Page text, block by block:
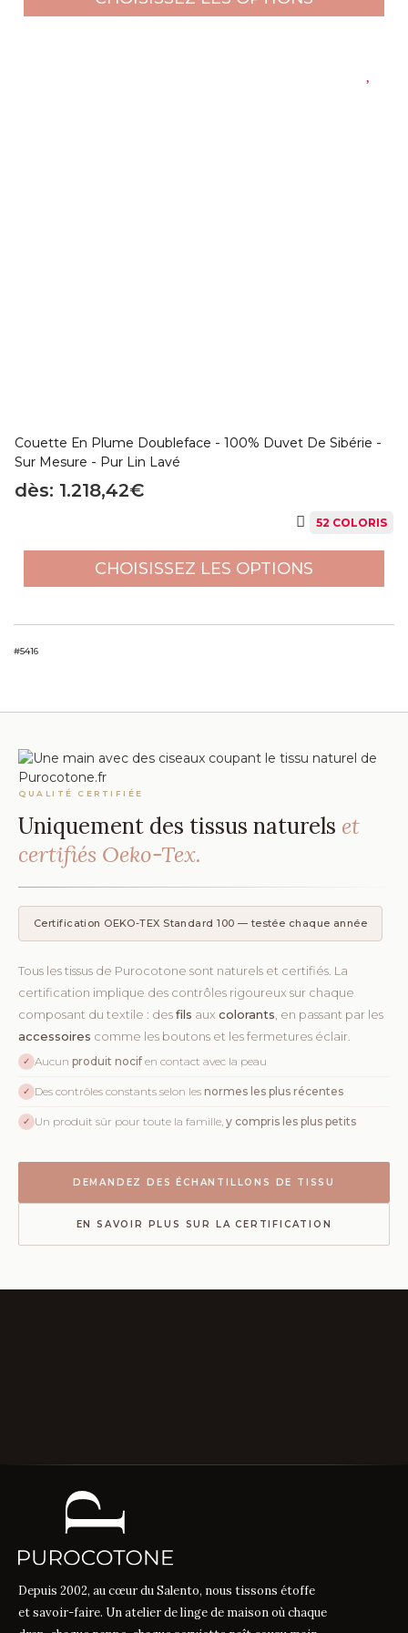
Couette En Plume Doubleface - 100% Duvet De Sibérie -
Sur Mesure - Pur Lin Lavé
dès: 1.218,42€
52 COLORIS
CHOISISSEZ LES OPTIONS
#5416
QUALITÉ CERTIFIÉE
Uniquement des tissus naturels et
certifiés Oeko-Tex.
Certification OEKO-TEX Standard 100 — testée chaque année
Tous les tissus de Purocotone sont naturels et certifiés. La
certification implique des contrôles rigoureux sur chaque
composant du textile : desfils aux colorants , en passant par les
accessoires comme les boutons et les fermetures éclair.
✓ Aucun produit nocif en contact avec la peau
✓ Des contrôles constants selon les normes les plus récentes
✓ Un produit sûr pour toute la famille, y compris les plus petits
DEMANDEZ DES ÉCHANTILLONS DE TISSU
EN SAVOIR PLUS SUR LA CERTIFICATION
Depuis 2002, au cœur du Salento, nous tissons étoffe
et savoir-faire. Un atelier de linge de maison où chaque